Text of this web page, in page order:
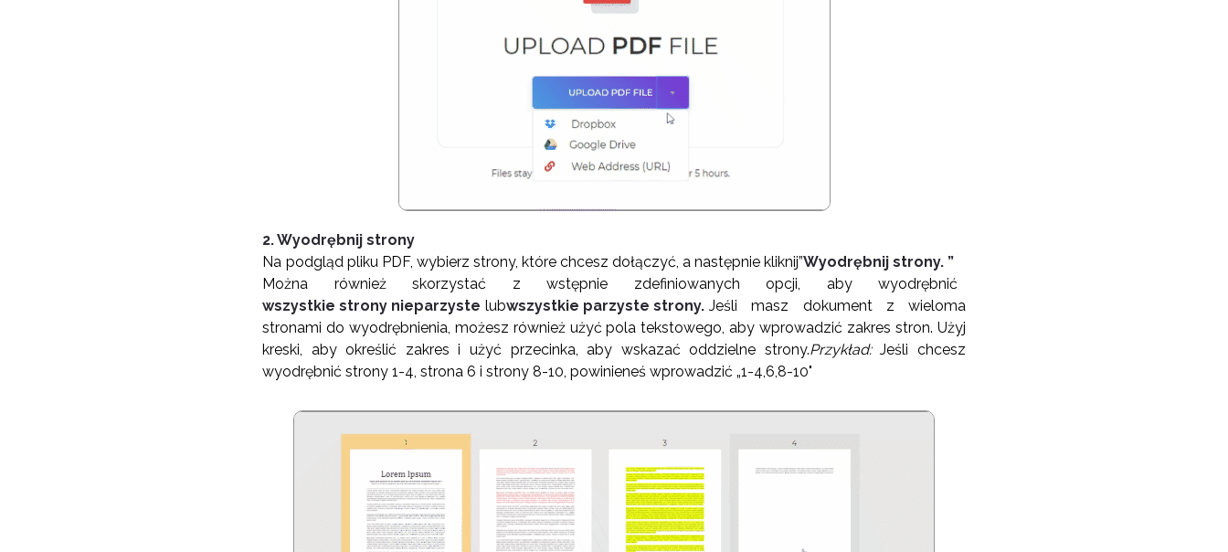
2. Wyodrębnij strony
Na podgląd pliku PDF, wybierz strony, które chcesz dołączyć, a następnie kliknij”Wyodrębnij strony. ”
Można również skorzystać z wstępnie zdefiniowanych opcji, aby wyodrębnić
wszystkie strony nieparzyste lubwszystkie parzyste strony. Jeśli masz dokument z wieloma
stronami do wyodrębnienia, możesz również użyć pola tekstowego, aby wprowadzić zakres stron. Użyj
kreski, aby określić zakres i użyć przecinka, aby wskazać oddzielne strony.Przykład:Jeśli chcesz
wyodrębnić strony 1-4, strona 6 i strony 8-10, powinieneś wprowadzić „1-4,6,8-10"